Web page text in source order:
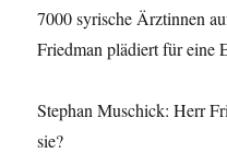
7000 syrische Ärztinnen
Friedman plädiert für eine
Stephan Muschick: Herr
sie?